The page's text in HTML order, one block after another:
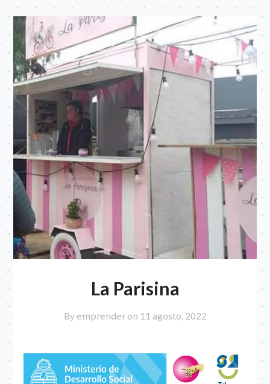
La Parisina
By emprender on 11 agosto, 2022